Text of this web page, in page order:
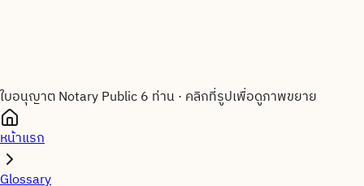
ใบอนุญาต Notary Public 6 ท่าน· คลิกที่รูปเพื่อดูภาพขยาย
หน้าแรก
Glossary